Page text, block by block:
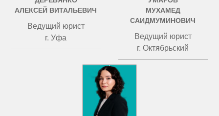
АЛЕКСЕЙ ВИТАЛЬЕВИЧ
Ведущий юрист
г. Уфа
МУХАМЕД
САИДМУМИНОВИЧ
Ведущий юрист
г. Октябрьский